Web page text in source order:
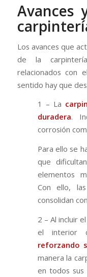
Los avances que
de la
relacionados con
sentido hay que
1 – La
duradera.
corrosión
Para ello se
que
elementos
Con ello,
consolidan
2 – Al incluir
el interior
reforzando
manera la
en todos sus